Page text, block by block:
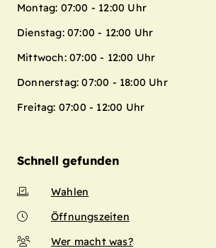
Montag: 07:00 - 12:00 Uhr
Dienstag: 07:00 - 12:00 Uhr
Mittwoch: 07:00 - 12:00 Uhr
Donnerstag: 07:00 - 18:00 Uhr
Freitag: 07:00 - 12:00 Uhr
Schnell gefunden
Wahlen
Öffnungszeiten
Wer macht was?